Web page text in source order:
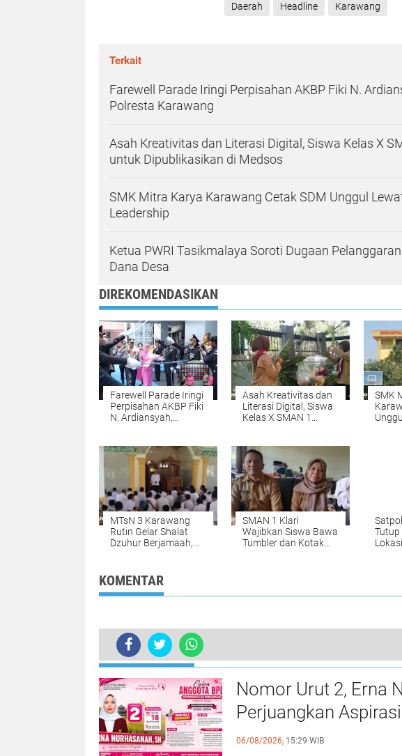
Daerah Headline Karawang
Terkait
Farewell Parade Iringi Perpisahan AKBP Fiki N.
Polresta Karawang
Asah Kreativitas dan Literasi Digital, Siswa Kelas X
untuk Dipublikasikan di Medsos
SMK Mitra Karya Karawang Cetak SDM Unggul
Leadership
Ketua PWRI Tasikmalaya Soroti Dugaan
Dana Desa
DIREKOMENDASIKAN
Farewell Parade Iringi
Perpisahan AKBP Fiki
N. Ardiansyah,
Karawang
Asah Kreativitas dan
Literasi Digital, Siswa
Kelas X SMAN 1
Dipublikasikan di
Medsos
SMK
MTsN 3 Karawang
Rutin Gelar Shalat
Dzuhur Berjamaah,
Siswa
SMAN 1 Klari
Wajibkan Siswa Bawa
Tumbler dan Kotak
Tutup
KOMENTAR
BERITA LAINNYA
Nomor Urut 2, Erna
Perjuangkan
Tegalsawah
06/08/2026, 15:29 WIB